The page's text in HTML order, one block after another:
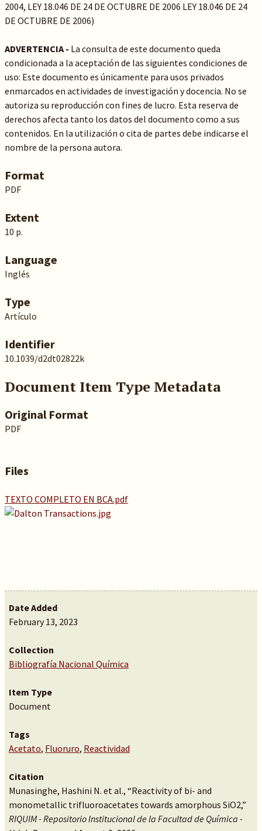
2004, LEY 18.046 DE 24 DE OCTUBRE DE 2006 LEY 18.046 DE 24
DE OCTUBRE DE 2006)
ADVERTENCIA - La consulta de este documento queda
condicionada a la aceptación de las siguientes condiciones de
uso: Este documento es únicamente para usos privados
enmarcados en actividades de investigación y docencia. No se
autoriza su reproducción con fines de lucro. Esta reserva de
derechos afecta tanto los datos del documento como a sus
contenidos. En la utilización o cita de partes debe indicarse el
nombre de la persona autora.
Format
PDF
Extent
10 p.
Language
Inglés
Type
Artículo
Identifier
10.1039/d2dt02822k
Document Item Type Metadata
Original Format
PDF
Files
TEXTO COMPLETO EN BCA.pdf
Date Added
February 13, 2023
Collection
Bibliografía Nacional Química
Item Type
Document
Tags
Acetato, Fluoruro, Reactividad
Citation
Munasinghe, Hashini N. et al., “Reactivity of bi- and
monometallic trifluoroacetates towards amorphous SiO2,”
RIQUIM - Repositorio Institucional de la Facultad de Química -